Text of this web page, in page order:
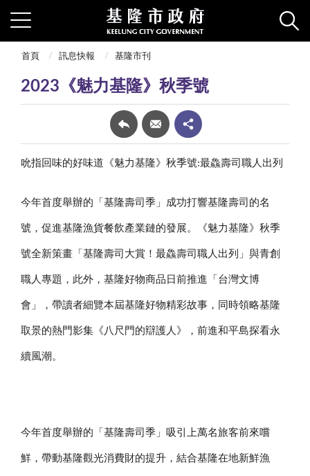
首頁 訊息快報 基隆市刊
2023《魅力基隆》秋季號
吮指回味的好味道《魅力基隆》秋季號:最鱻壽司職人出列
今年首度舉辦的「基隆壽司季」成功打響基隆壽司的名
號，促進基隆漁貨餐飲產業鏈的發展。《魅力基隆》秋季
號全新策畫「基隆壽司大賞！最鱻壽司職人出列」與青創
職人專題，此外，基隆好物商品日前推進「台灣文博
會」，帶讀者細覽本屆基隆好物精彩故事，同時領略基隆
取景的熱門影集《八尺門的辯護人》，前進和平島探看永
續風潮。
今年首度舉辦的「基隆壽司季」吸引上萬名旅客前來嚐
鮮，帶動基隆觀光消費財的提升，結合基隆在地新鮮漁